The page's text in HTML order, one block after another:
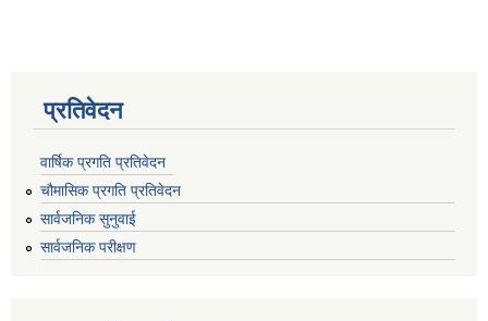
प्रतिवेदन
वार्षिक प्रगति प्रतिवेदन
चौमासिक प्रगति प्रतिवेदन
सार्वजनिक सुनुवाई
सार्वजनिक परीक्षण